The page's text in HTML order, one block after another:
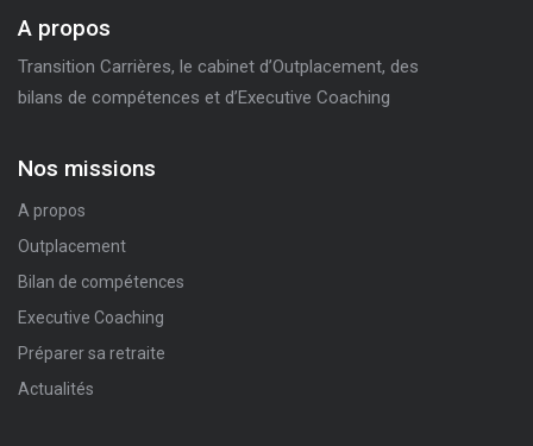
A propos
Transition Carrières, le cabinet d’Outplacement, des
bilans de compétences et d’Executive Coaching
Nos missions
A propos
Outplacement
Bilan de compétences
Executive Coaching
Préparer sa retraite
Actualités